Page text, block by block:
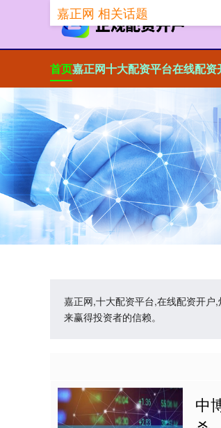
首页嘉正网十大配资平台在线配资
嘉正网,十大配资平台,在线配资开
来赢得投资者的信赖。
嘉正网 相关话题
中